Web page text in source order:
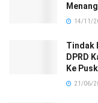
14/11/
Tindak
DPRD
Ke
21/06/